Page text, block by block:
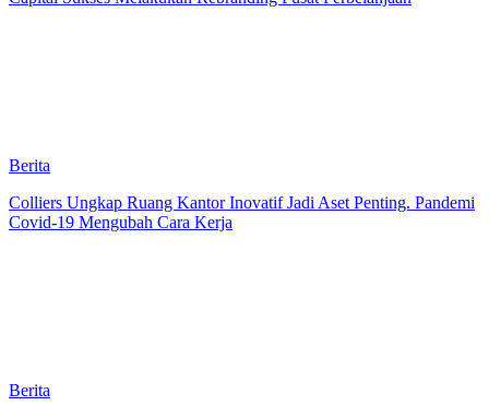
Berita
Colliers Ungkap Ruang Kantor Inovatif Jadi Aset Penting. Pandemi
Covid-19 Mengubah Cara Kerja
Berita